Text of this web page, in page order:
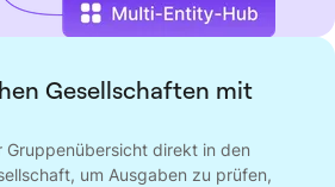
Gesellschaften mit
Gruppenübersicht direkt in den
um Ausgaben zu prüfen,